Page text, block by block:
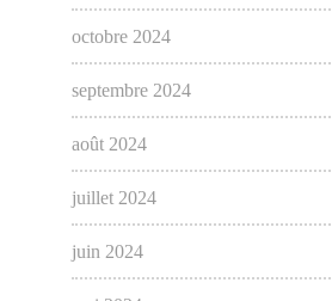
octobre 2024
septembre 2024
août 2024
juillet 2024
juin 2024